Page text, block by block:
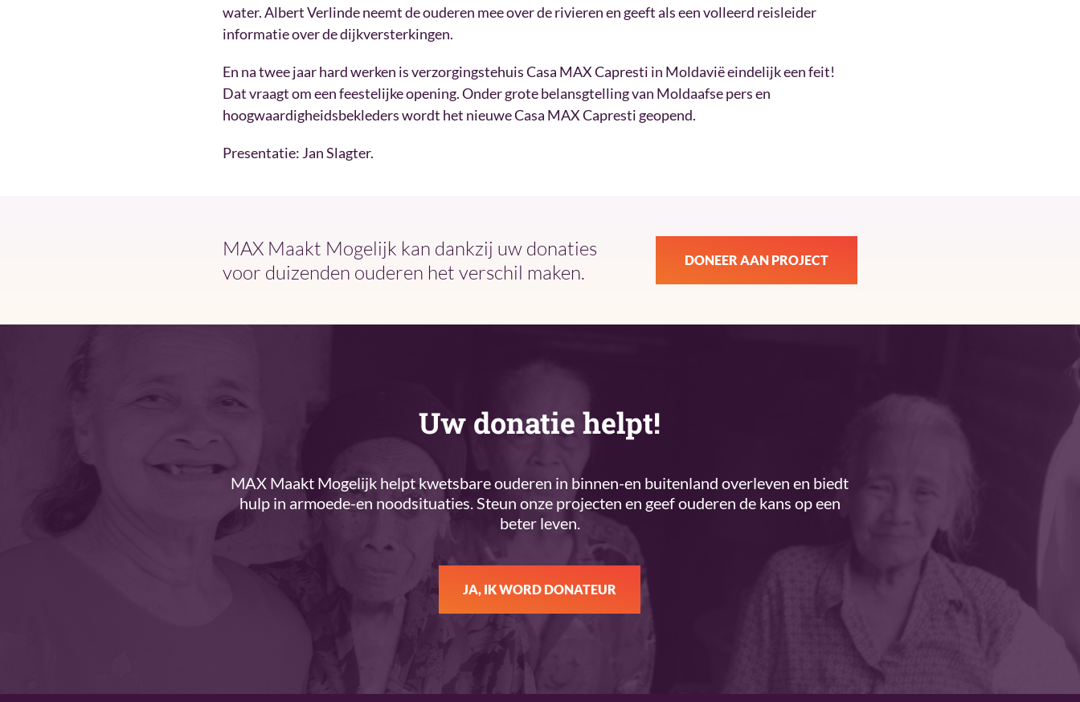
water. Albert Verlinde neemt de ouderen mee over de rivieren en geeft als een volleerd reisleider
informatie over de dijkversterkingen.
En na twee jaar hard werken is verzorgingstehuis Casa MAX Capresti in Moldavië eindelijk een feit!
Dat vraagt om een feestelijke opening. Onder grote belansgtelling van Moldaafse pers en
hoogwaardigheidsbekleders wordt het nieuwe Casa MAX Capresti geopend.
Presentatie: Jan Slagter.
MAX Maakt Mogelijk kan dankzij uw donaties
voor duizenden ouderen het verschil maken.
DONEER AAN PROJECT
Uw donatie helpt!
MAX Maakt Mogelijk helpt kwetsbare ouderen in binnen-en buitenland overleven en biedt
hulp in armoede-en noodsituaties. Steun onze projecten en geef ouderen de kans op een
beter leven.
JA, IK WORD DONATEUR